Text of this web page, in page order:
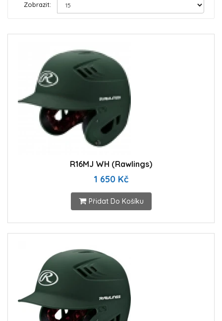
Zobrazit:
R16MJ WH (Rawlings)
1 650 Kč
Přidat Do Košíku